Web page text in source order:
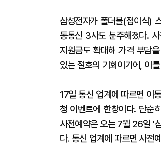
삼성전자가 폴더블(접이식)
동통신 3사도 분주해졌다.
지원금도 확대해 가격 부담
있는 절호의 기회이기에, 이
17일 통신 업계에 따르면 이
청 이벤트에 한창이다. 단순
사전예약은 오는 7월 26일 '
다. 통신 업계에 따르면 사전